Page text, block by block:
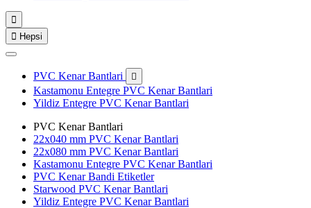

 Hepsi
PVC Kenar Bantlari 
Kastamonu Entegre PVC Kenar Bantlari
Yildiz Entegre PVC Kenar Bantlari
PVC Kenar Bantlari
22x040 mm PVC Kenar Bantlari
22x080 mm PVC Kenar Bantlari
Kastamonu Entegre PVC Kenar Bantlari
PVC Kenar Bandi Etiketler
Starwood PVC Kenar Bantlari
Yildiz Entegre PVC Kenar Bantlari